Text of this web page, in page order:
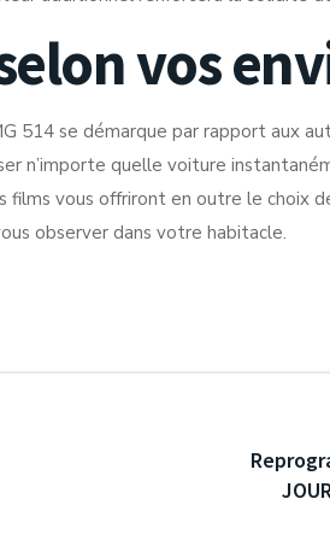
vos
514 se démarque par rapport aux
n’importe quelle voiture
films vous offriront en outre le choix
observer dans votre habitacle.